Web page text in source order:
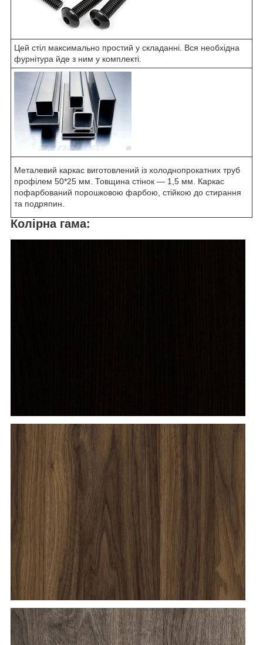
Цей стіл максимально простий у складанні. Вся необхідна
фурнітура йде з ним у комплекті.
Металевий каркас виготовлений із холоднопрокатних труб
профілем 50*25 мм. Товщина стінок — 1,5 мм. Каркас
пофарбований порошковою фарбою, стійкою до стирання
та подряпин.
Колірна гама: